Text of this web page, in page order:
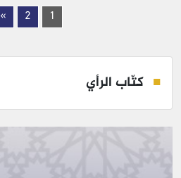
1
2
»
كتّاب الرأي